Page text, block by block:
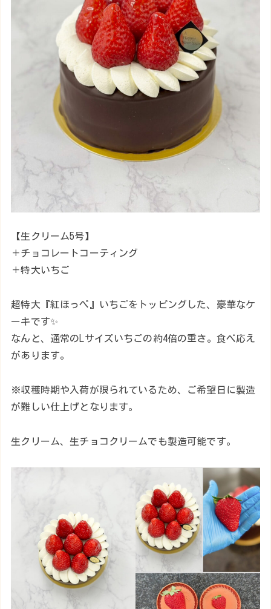
【生クリーム5号】
＋チョコレートコーティング
＋特大いちご
超特大『紅ほっぺ』いちごをトッピングした、豪華なケ
ーキです✨
なんと、通常のLサイズいちごの約4倍の重さ。食べ応え
があります。
※収穫時期や入荷が限られているため、ご希望日に製造
が難しい仕上げとなります。
生クリーム、生チョコクリームでも製造可能です。